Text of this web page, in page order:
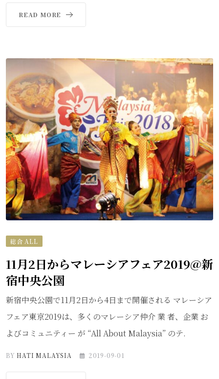
READ MORE
総合 ALL
11月2日からマレーシアフェア2019@新
宿中央公園
新宿中央公園で11月2日から4日まで開催される マレーシア
フェア東京2019は、多くのマレーシア仲介 業 者、企業 お
よびコミュニティー が “All About Malaysia” のテ.
BYHATI MALAYSIA 2019-09-01